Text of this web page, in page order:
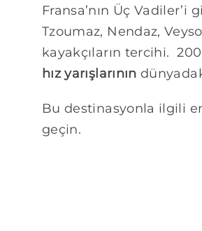
Fransa’nın Üç
Tzoumaz, Nendaz,
kayakçıların tercihi.
hız yarışlarının
Bu destinasyonla ilgili
geçin.